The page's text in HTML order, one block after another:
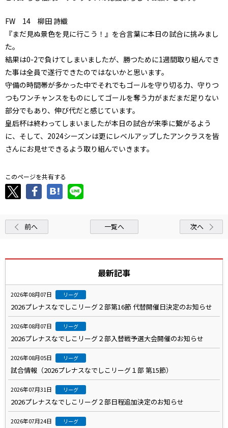
FW 14 柳田 詩織
『まだ見ぬ景色を見に行こう！』を合言葉に本日の試合に挑みまし
た。
結果は0-2で負けてしまいましたが、勝つために1週間取り組んでき
た事は全員で遂行できたのではないかと思います。
守備の時間帯が多かった中でそれでもゴールを守り切る力、守りつ
つもワンチャンスをものにしてゴールを奪う力がまだまだ足りない
部分でもあり、伸び代だと感じています。
皇后杯は終わってしまいましたが本日の試合が来季に繋がるよう
に、そして、2024シーズンは更にレベルアップしたアンクラスを皆
さんにお見せできるよう取り組んでいきます。
このページを共有する
前へ 一覧へ 次へ
最新記事
2026年08月07日 リーグ
2026プレナスなでしこリーグ２部第16節 代替開催日決定のお知らせ
2026年08月07日 リーグ
2026プレナスなでしこリーグ２部入替戦予選大会開催のお知らせ
2026年08月05日 リーグ
試合情報（2026プレナスなでしこリーグ１部 第15節）
2026年07月31日 リーグ
2026プレナスなでしこリーグ２部日程追加決定のお知らせ
2026年07月24日 リーグ